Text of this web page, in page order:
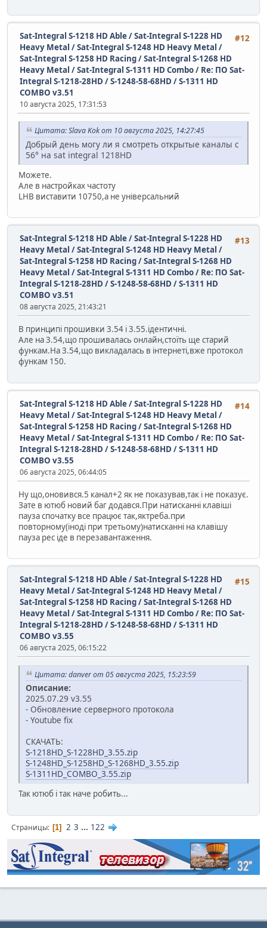
#12
Sat-Integral S-1218 HD Able / Sat-Integral S-1228 HD
Heavy Metal / Sat-Integral S-1248 HD Heavy Metal /
Sat-Integral S-1258 HD Racing / Sat-Integral S-1268 HD
Heavy Metal / Sat-Integral S-1311 HD Combo/ Re: ПО Sat-
Integral S-1218-28HD / S-1248-58-68HD / S-1311 HD
COMBO v3.51
10 августа 2025, 17:31:53
Цитата: Slava Kok от 10 августа 2025, 14:27:45
Добрый день могу ли я смотреть открытые каналы с
56° на sat integral 1218HD
Можете.
Але в настройках частоту
LНВ виставити 10750,а не універсальний
#13
Sat-Integral S-1218 HD Able / Sat-Integral S-1228 HD
Heavy Metal / Sat-Integral S-1248 HD Heavy Metal /
Sat-Integral S-1258 HD Racing / Sat-Integral S-1268 HD
Heavy Metal / Sat-Integral S-1311 HD Combo/ Re: ПО Sat-
Integral S-1218-28HD / S-1248-58-68HD / S-1311 HD
COMBO v3.51
08 августа 2025, 21:43:21
В принципі прошивки 3.54 і 3.55.ідентичні.
Але на 3.54,що прошивалась онлайн,стоїть ще старий
функам.На 3.54,що викладалась в інтернеті,вже протокол
функам 150.
#14
Sat-Integral S-1218 HD Able / Sat-Integral S-1228 HD
Heavy Metal / Sat-Integral S-1248 HD Heavy Metal /
Sat-Integral S-1258 HD Racing / Sat-Integral S-1268 HD
Heavy Metal / Sat-Integral S-1311 HD Combo/ Re: ПО Sat-
Integral S-1218-28HD / S-1248-58-68HD / S-1311 HD
COMBO v3.55
06 августа 2025, 06:44:05
Ну що,оновився.5 канал+2 як не показував,так і не показує.
Зате в ютюб новий баг додався.При натисканні клавіші
пауза спочатку все працює так,яктреба.при
повторному(іноді при третьому)натисканні на клавішу
пауза рес іде в перезавантаження.
#15
Sat-Integral S-1218 HD Able / Sat-Integral S-1228 HD
Heavy Metal / Sat-Integral S-1248 HD Heavy Metal /
Sat-Integral S-1258 HD Racing / Sat-Integral S-1268 HD
Heavy Metal / Sat-Integral S-1311 HD Combo/ Re: ПО Sat-
Integral S-1218-28HD / S-1248-58-68HD / S-1311 HD
COMBO v3.55
06 августа 2025, 06:15:22
Цитата: danver от 05 августа 2025, 15:23:59
Описание:
2025.07.29 v3.55
- Обновление серверного протокола
- Youtube fix
СКАЧАТЬ:
S-1218HD_S-1228HD_3.55.zip
S-1248HD_S-1258HD_S-1268HD_3.55.zip
S-1311HD_COMBO_3.55.zip
Так ютюб і так наче робить...
Страницы 1 2 3 ... 122